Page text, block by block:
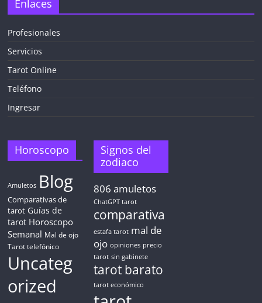
Enlaces
Profesionales
Servicios
Tarot Online
Teléfono
Ingresar
Horoscopo
Amuletos Blog
Comparativas de
tarot Guías de
tarot Horoscopo
Semanal Mal de ojo
Tarot telefónico
Uncateg
orized
Signos del
zodiaco
806 amuletos
ChatGPT tarot
comparativa
estafa tarot mal de
ojo opiniones precio
tarot sin gabinete
tarot barato
tarot económico